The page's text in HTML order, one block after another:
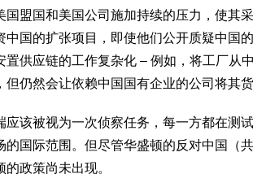
盟国和美国公司施加持续的压力，使其
中国的扩张项目，即使他们公开质疑中国
置供应链的工作复杂化 – 例如，将工厂从
但仍然会让依赖中国国有企业的公司将其
被视为一次侦察任务，每一方都在测
的国际范围。但尽管华盛顿的反对中国（
政策尚未出现。